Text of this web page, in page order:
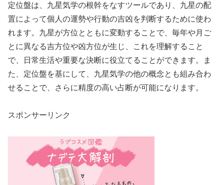
定位盤は、九星気学の根幹をなすツールであり、九星の配
置によって個人の運勢や行動の吉凶を判断するために使わ
れます。九星が方位とともに変動することで、毎年や月ご
とに異なる吉方位や凶方位が生じ、これを理解すること
で、日常生活や重要な決断に役立てることができます。ま
た、定位盤を基にして、九星気学の他の概念とも組み合わ
せることで、さらに精度の高い占断が可能になります。
スポンサーリンク